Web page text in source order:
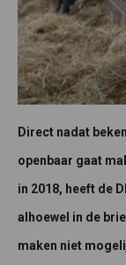
Direct nadat
openbaar gaat
in 2018, heeft de
alhoewel in de
maken niet